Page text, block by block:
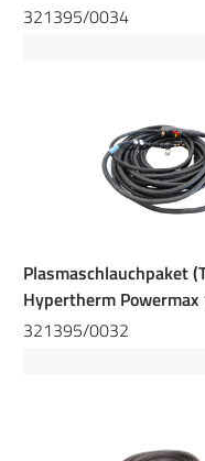
321395/0034
Plasmaschlauchpaket
Hypertherm Powermax
321395/0032